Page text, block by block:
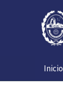
Inicio